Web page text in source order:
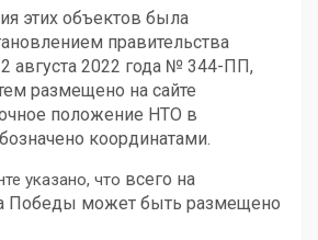
этих объектов была
правительства
августа 2022 года № 344-ПП,
размещено на сайте
положение НТО в
координатами.
указано, что всего на
Победы может быть размещено